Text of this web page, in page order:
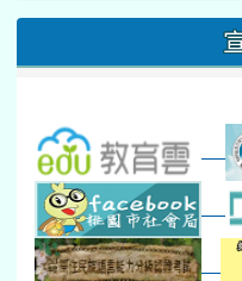
桃園市運動會
數感實驗夏令營(
新生智力測驗補
下午-新
新生訓練(整天)
新生訓
30 31